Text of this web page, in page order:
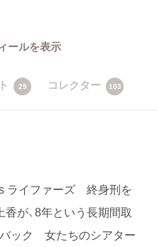
ールを表示
29 コレクター 103
ライファーズ 終身刑を
香が、8年という長期間取
バック 女たちのシアター